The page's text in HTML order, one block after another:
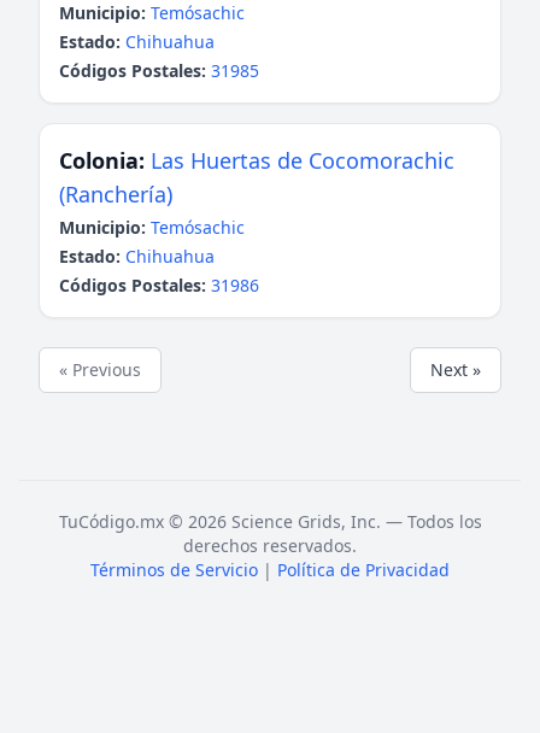
Municipio: Temósachic
Estado: Chihuahua
Códigos Postales: 31985
Colonia: Las Huertas de Cocomorachic
(Ranchería)
Municipio: Temósachic
Estado: Chihuahua
Códigos Postales: 31986
« Previous Next »
TuCódigo.mx © 2026 Science Grids, Inc. — Todos los
derechos reservados.
Términos de Servicio | Política de Privacidad